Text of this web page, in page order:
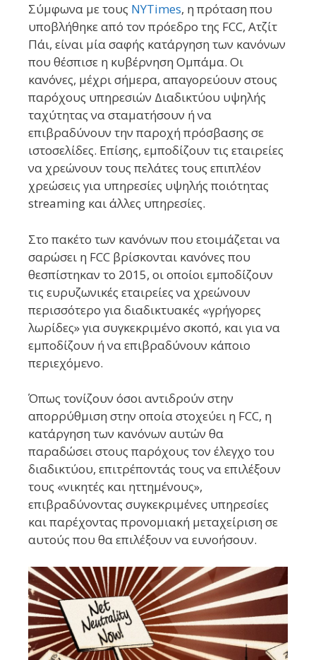
Σύμφωνα με τους NYTimes, η πρόταση που
υποβλήθηκε από τον πρόεδρο της FCC, Ατζίτ
Πάι, είναι μία σαφής κατάργηση των κανόνων
που θέσπισε η κυβέρνηση Ομπάμα. Οι
κανόνες, μέχρι σήμερα, απαγορεύουν στους
παρόχους υπηρεσιών Διαδικτύου υψηλής
ταχύτητας να σταματήσουν ή να
επιβραδύνουν την παροχή πρόσβασης σε
ιστοσελίδες. Επίσης, εμποδίζουν τις εταιρείες
να χρεώνουν τους πελάτες τους επιπλέον
χρεώσεις για υπηρεσίες υψηλής ποιότητας
streaming και άλλες υπηρεσίες.
Στο πακέτο των κανόνων που ετοιμάζεται να
σαρώσει η FCC βρίσκονται κανόνες που
θεσπίστηκαν το 2015, οι οποίοι εμποδίζουν
τις ευρυζωνικές εταιρείες να χρεώνουν
περισσότερο για διαδικτυακές «γρήγορες
λωρίδες» για συγκεκριμένο σκοπό, και για να
εμποδίζουν ή να επιβραδύνουν κάποιο
περιεχόμενο.
Όπως τονίζουν όσοι αντιδρούν στην
απορρύθμιση στην οποία στοχεύει η FCC, η
κατάργηση των κανόνων αυτών θα
παραδώσει στους παρόχους τον έλεγχο του
διαδικτύου, επιτρέποντάς τους να επιλέξουν
τους «νικητές και ηττημένους»,
επιβραδύνοντας συγκεκριμένες υπηρεσίες
και παρέχοντας προνομιακή μεταχείριση σε
αυτούς που θα επιλέξουν να ευνοήσουν.